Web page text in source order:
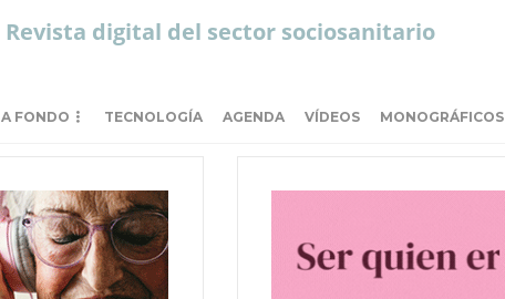
Revista digital del sector sociosanitario
A FONDO TECNOLOGÍA AGENDA VÍDEOS MONOGRÁFICOS